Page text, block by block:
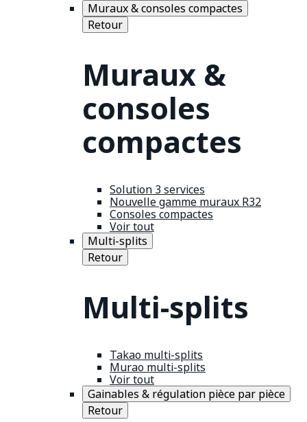
Muraux & consoles compactes
Retour
Muraux &
consoles
compactes
Solution 3 services
Nouvelle gamme muraux R32
Consoles compactes
Voir tout
Multi-splits
Retour
Multi-splits
Takao multi-splits
Murao multi-splits
Voir tout
Gainables & régulation pièce par pièce
Retour